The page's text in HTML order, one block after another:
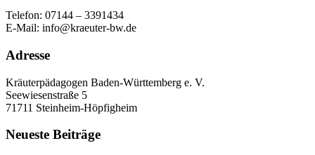
Telefon: 07144 – 3391434
E-Mail: info@kraeuter-bw.de
Adresse
Kräuterpädagogen Baden-Württemberg e. V.
Seewiesenstraße 5
71711 Steinheim-Höpfigheim
Neueste Beiträge